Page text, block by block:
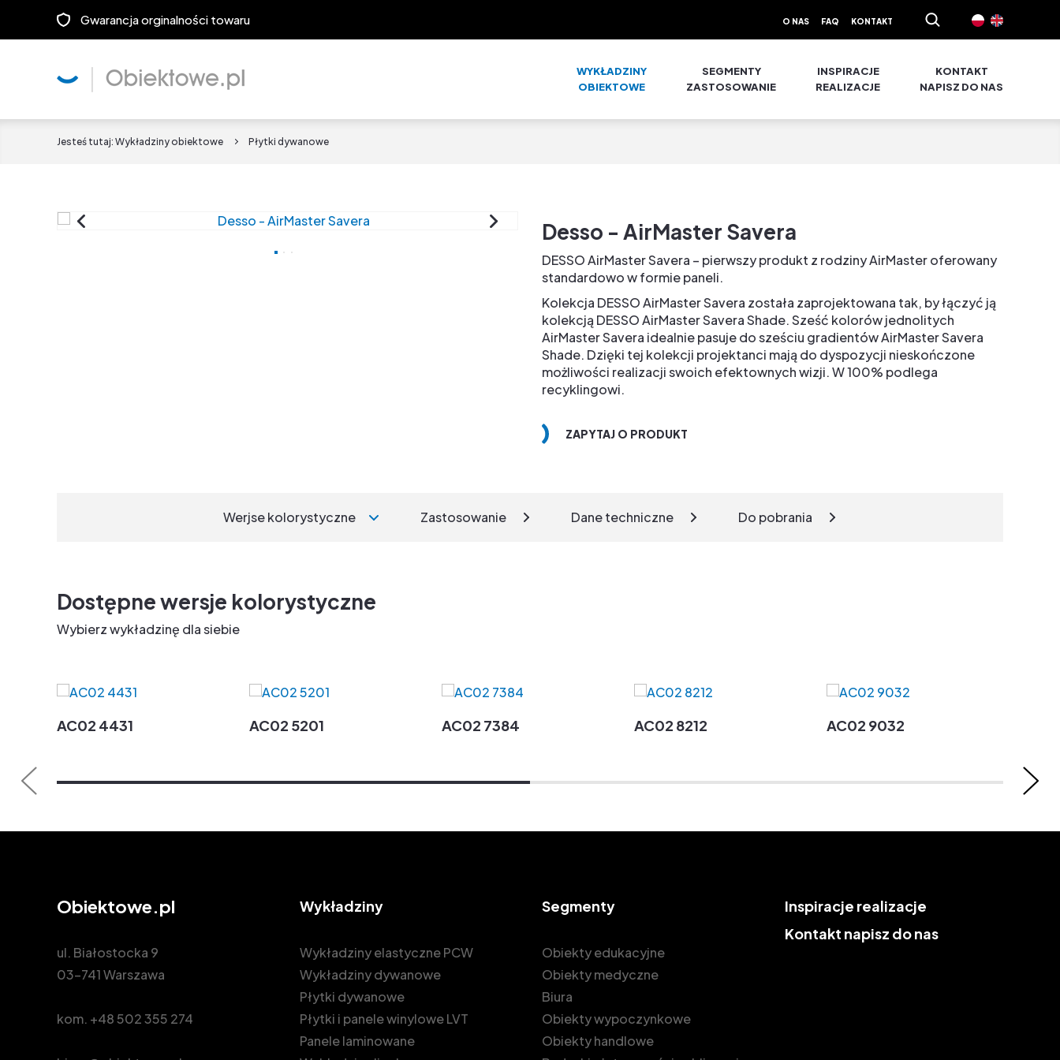
Gwarancja orginalności towaru O NAS FAQ KONTAKT
WYKŁADZINY
OBIEKTOWE
SEGMENTY
ZASTOSOWANIE
INSPIRACJE
REALIZACJE
KONTAKT
NAPISZ DO NAS
Jesteś tutaj: Wykładziny obiektowe Płytki dywanowe
Desso - AirMaster Savera
DESSO AirMaster Savera – pierwszy produkt z rodziny AirMaster oferowany
standardowo w formie paneli.
Kolekcja DESSO AirMaster Savera została zaprojektowana tak, by łączyć ją
kolekcją DESSO AirMaster Savera Shade. Sześć kolorów jednolitych
AirMaster Savera idealnie pasuje do sześciu gradientów AirMaster Savera
Shade. Dzięki tej kolekcji projektanci mają do dyspozycji nieskończone
możliwości realizacji swoich efektownych wizji. W 100% podlega
recyklingowi.
ZAPYTAJ O PRODUKT
Werjse kolorystyczne Zastosowanie Dane techniczne Do pobrania
Dostępne wersje kolorystyczne
Wybierz wykładzinę dla siebie
AC02 4431 AC02 5201 AC02 7384 AC02 8212 AC02 9032
Obiektowe.pl
ul. Białostocka 9
03-741 Warszawa
kom. +48 502 355 274
Wykładziny
Wykładziny elastyczne PCW
Wykładziny dywanowe
Płytki dywanowe
Płytki i panele winylowe LVT
Panele laminowane
Segmenty
Obiekty edukacyjne
Obiekty medyczne
Biura
Obiekty wypoczynkowe
Obiekty handlowe
Inspiracje realizacje
Kontakt napisz do nas